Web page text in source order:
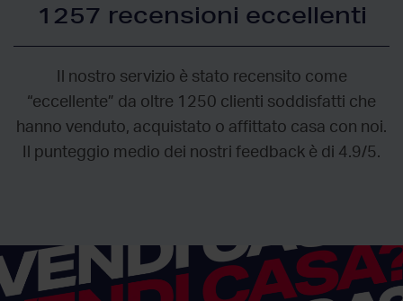
1257 recensioni eccellenti
Il nostro servizio è stato recensito come
“eccellente” da oltre 1250 clienti soddisfatti che
hanno venduto, acquistato o affittato casa con noi.
Il punteggio medio dei nostri feedback è di 4.9/5.